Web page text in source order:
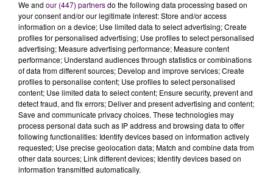
apprend-on.
UNE PLAQUE DÉVOILÉE À L'ÉGLISE
D'ESLETTES
Et on connaît déjà l'identité des six édifices
bénéficiaires :dans le Calvados, l'église de Clarbec ;
dans l'Eure, celles de Louviers et d'Acquigny ; dans
la Manche, l'église de Graignes ; dans l'Orne, la
chapelle de l’hôpital de Mortagne-au-Perche et en
Seine-Maritime, l’église d’Eslettes, où une plaque
"mentionnant cet accompagnement exceptionnel"
We and our (447) partnersdo the following data processing based on
your consent and/or our legitimate interest: Store and/or access
information on a device; Use limited data to select advertising; Create
profiles for personalised advertising; Use profiles to select personalised
advertising; Measure advertising performance; Measure content
performance; Understand audiences through statistics or combinations
of data from different sources; Develop and improve services; Create
profiles to personalise content; Use profiles to select personalised
content; Use limited data to select content; Ensure security, prevent and
detect fraud, and fix errors; Deliver and present advertising and content;
Save and communicate privacy choices. These technologies may
process personal data such as IP address and browsing data to offer
following functionalities: Identify devices based on information actively
requested; Use precise geolocation data; Match and combine data from
other data sources; Link different devices; Identify devices based on
information transmitted automatically.